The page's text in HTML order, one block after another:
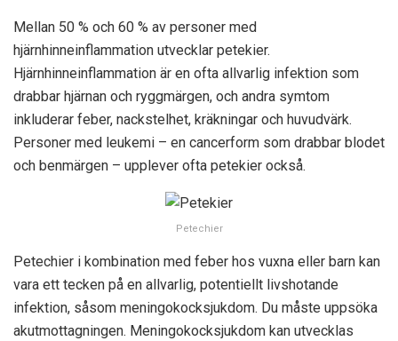
Mellan 50 % och 60 % av personer med
hjärnhinneinflammation utvecklar petekier.
Hjärnhinneinflammation är en ofta allvarlig infektion som
drabbar hjärnan och ryggmärgen, och andra symtom
inkluderar feber, nackstelhet, kräkningar och huvudvärk.
Personer med leukemi – en cancerform som drabbar blodet
och benmärgen – upplever ofta petekier också.
Petechier
Petechier i kombination med feber hos vuxna eller barn kan
vara ett tecken på en allvarlig, potentiellt livshotande
infektion, såsom meningokocksjukdom. Du måste uppsöka
akutmottagningen. Meningokocksjukdom kan utvecklas